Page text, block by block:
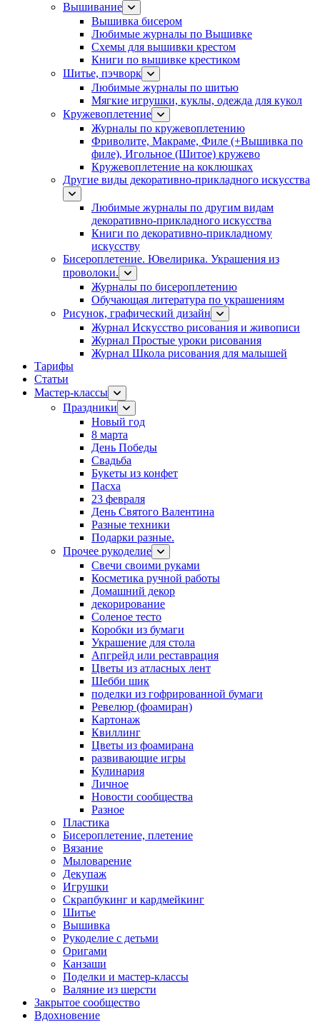
Вышивание
Вышивка бисером
Любимые журналы по Вышивке
Схемы для вышивки крестом
Книги по вышивке крестиком
Шитье, пэчворк
Любимые журналы по шитью
Мягкие игрушки, куклы, одежда для кукол
Кружевоплетение
Журналы по кружевоплетению
Фриволите, Макраме, Филе (+Вышивка по
филе), Игольное (Шитое) кружево
Кружевоплетение на коклюшках
Другие виды декоративно-прикладного искусства
Любимые журналы по другим видам
декоративно-прикладного искусства
Книги по декоративно-прикладному
искусству
Бисероплетение. Ювелирика. Украшения из
проволоки.
Журналы по бисероплетению
Обучающая литература по украшениям
Рисунок, графический дизайн
Журнал Искусство рисования и живописи
Журнал Простые уроки рисования
Журнал Школа рисования для малышей
Тарифы
Статьи
Мастер-классы
Праздники
Новый год
8 марта
День Победы
Свадьба
Букеты из конфет
Пасха
23 февраля
День Святого Валентина
Разные техники
Подарки разные.
Прочее рукоделие
Свечи своими руками
Косметика ручной работы
Домашний декор
декорирование
Соленое тесто
Коробки из бумаги
Украшение для стола
Апгрейд или реставрация
Цветы из атласных лент
Шебби шик
поделки из гофрированной бумаги
Ревелюр (фоамиран)
Картонаж
Квиллинг
Цветы из фоамирана
развивающие игры
Кулинария
Личное
Новости сообщества
Разное
Пластика
Бисероплетение, плетение
Вязание
Мыловарение
Декупаж
Игрушки
Скрапбукинг и кардмейкинг
Шитье
Вышивка
Рукоделие с детьми
Оригами
Канзаши
Поделки и мастер-классы
Валяние из шерсти
Закрытое сообщество
Вдохновение